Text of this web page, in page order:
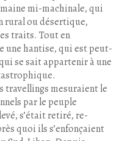
mi-machinale, qui
rural ou désertique,
traits. Tout en
une hantise, qui est peut-
se sait appartenir à une
travellings mesuraient le
par le peuple
s’était retiré, re-
quoi ils s’enfonçaient